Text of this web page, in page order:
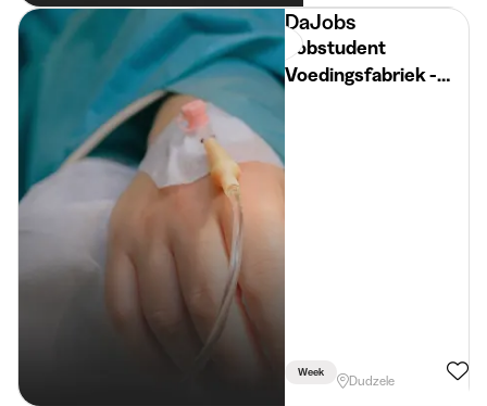
DaJobs
Jobstudent
Voedingsfabriek -
Week
Dudzele